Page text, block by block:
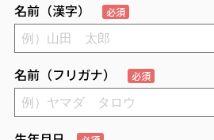
名前（漢字） 必須
名前（フリガナ） 必須